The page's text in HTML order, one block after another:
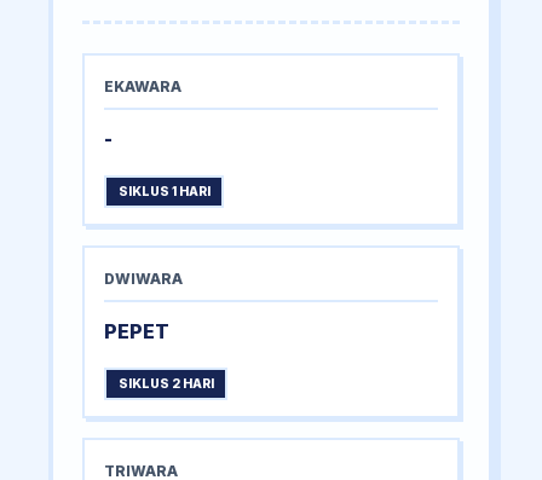
EKAWARA
-
SIKLUS 1 HARI
DWIWARA
PEPET
SIKLUS 2 HARI
TRIWARA